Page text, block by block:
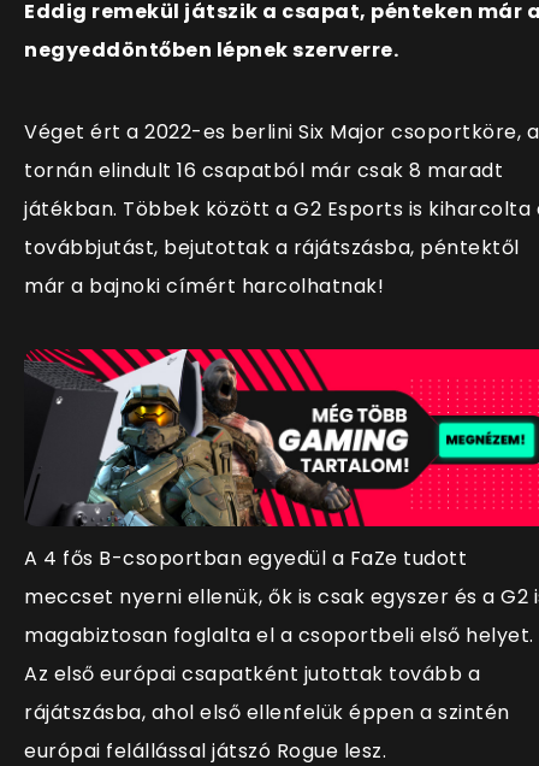
Eddig remekül játszik a csapat, pénteken már
negyeddöntőben lépnek szerverre.
Véget ért a 2022-es berlini Six Major csoportköre, a
tornán elindult 16 csapatból már csak 8 maradt
játékban. Többek között a G2 Esports is kiharcolta
továbbjutást, bejutottak a rájátszásba, péntektől
már a bajnoki címért harcolhatnak!
A 4 fős B-csoportban egyedül a FaZe tudott
meccset nyerni ellenük, ők is csak egyszer és a G2
magabiztosan foglalta el a csoportbeli első helyet.
Az első európai csapatként jutottak tovább a
rájátszásba, ahol első ellenfelük éppen a szintén
európai felállással játszó Rogue lesz.